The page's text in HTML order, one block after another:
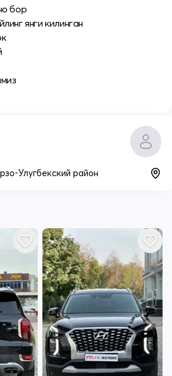
бор
янги килинган
Улугбекский район